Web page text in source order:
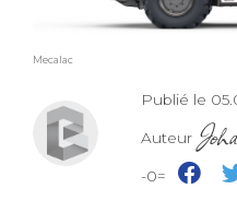
Mecalac
Publié le
Auteur
-0=